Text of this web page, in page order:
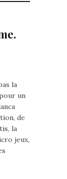
la
un
de
la
jeux,